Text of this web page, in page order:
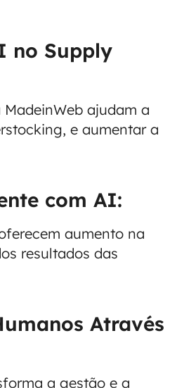
no Supply
ajudam a
e aumentar a
com AI:
aumento na
resultados das
Através
a gestão e a